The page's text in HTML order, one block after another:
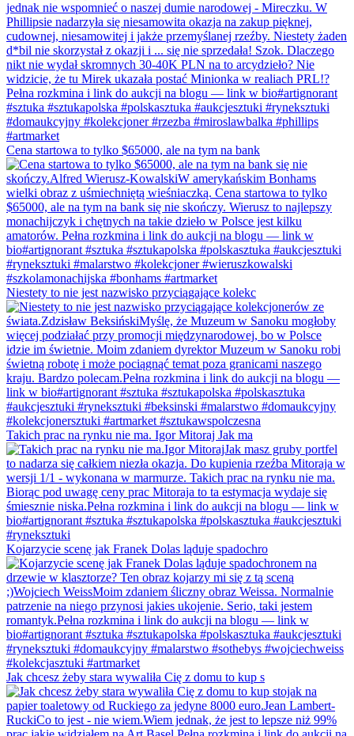
Cena startowa to tylko $65000, ale na tym na bank
Niestety to nie jest nazwisko przyciągające kolekc
Takich prac na rynku nie ma. Igor Mitoraj Jak ma
Kojarzycie scenę jak Franek Dolas ląduje spadochro
Jak chcesz żeby stara wywaliła Cię z domu to kup s